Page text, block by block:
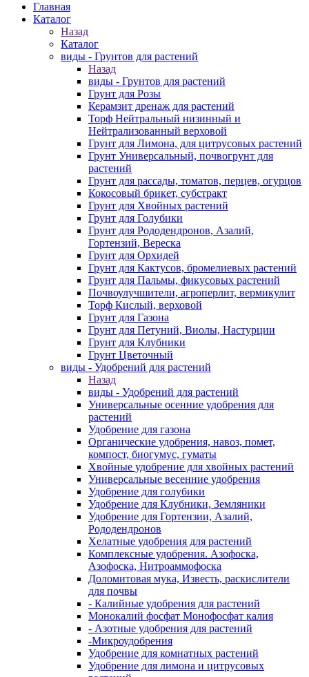
Главная
Каталог
Назад
Каталог
виды - Грунтов для растений
Назад
виды - Грунтов для растений
Грунт для Розы
Керамзит дренаж для растений
Торф Нейтральный низинный и
Нейтрализованный верховой
Грунт для Лимона, для цитрусовых растений
Грунт Универсальный, почвогрунт для
растений
Грунт для рассады, томатов, перцев, огурцов
Кокосовый брикет, субстракт
Грунт для Хвойных растений
Грунт для Голубики
Грунт для Рододендронов, Азалий,
Гортензий, Вереска
Грунт для Орхидей
Грунт для Кактусов, бромелиевых растений
Грунт для Пальмы, фикусовых растений
Почвоулучшители, агроперлит, вермикулит
Торф Кислый, верховой
Грунт для Газона
Грунт для Петуний, Виолы, Настурции
Грунт для Клубники
Грунт Цветочный
виды - Удобрений для растений
Назад
виды - Удобрений для растений
Универсальные осенние удобрения для
растений
Удобрение для газона
Органические удобрения, навоз, помет,
компост, биогумус, гуматы
Хвойные удобрение для хвойных растений
Универсальные весенние удобрения
Удобрение для голубики
Удобрение для Клубники, Земляники
Удобрение для Гортензии, Азалий,
Рододендронов
Хелатные удобрения для растений
Комплексные удобрения. Азофоска,
Азофоска, Нитроаммофоска
Доломитовая мука, Известь, раскислители
для почвы
- Калийные удобрения для растений
Монокалий фосфат Монофосфат калия
- Азотные удобрения для растений
-Микроудобрения
Удобрение для комнатных растений
Удобрение для лимона и цитрусовых